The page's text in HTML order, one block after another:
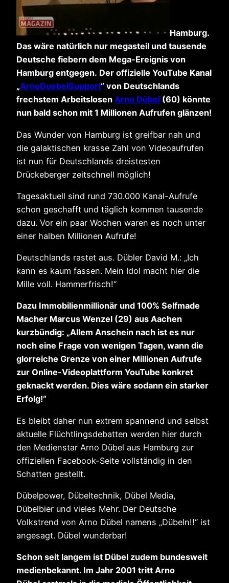
Hamburg.
Das wäre natürlich nur megasteil und tausende
Deutsche fiebern dem Mega-Ereignis von
Hamburg entgegen. Der offizielle YouTube Kanal
„ArnoDuebelSupport“ von Deutschlands
frechstem Arbeitslosen Arno Dübel (60) könnte
nun bald schon mit 1 Millionen Aufrufen glänzen!
Das Wunder von Hamburg ist greifbar nah und
die galaktischen krasse Zahl von Videoaufrufen
ist nun für Deutschlands dreistesten
Drückeberger zeitschnell möglich!
Tagesaktuell sind rund 730.000 Kanal-Aufrufe
schon geschafft und täglich kommen tausende
dazu. Vor ein paar Wochen waren es noch unter
einer halben Millionen Aufrufe!
Deutschlands rastet aus. Dübler David M.: „Ich
kann es kaum fassen. Mein Idol macht hier die
Mille voll. Hammerfrisch!“
Dazu Immobilienmillionär und 100% Selfmade
Macher Marcus Wenzel (29) aus Aachen
kurzbündig: „Allem Anschein nach ist es nur
noch eine Frage von wenigen Tagen, wann die
glorreiche Grenze von einer Millionen Aufrufe
zur Online-Videoplattform YouTube konkret
geknackt werden. Dies wäre sodann ein starker
Erfolg!“
Es bleibt daher nun extrem spannend und selbst
aktuelle Flüchtlingsdebatten werden hier durch
den Medienstar Arno Dübel aus Hamburg zur
offiziellen Facebook-Seite vollständig in den
Schatten gestellt.
Dübelpower, Dübeltechnik, Dübel Media,
Dübelbier und vieles Mehr. Der Deutsche
Volkstrend von Arno Dübel namens „Dübeln!!“ ist
angesagt. Dübel wunderbar!
Schon seit langem ist Dübel zudem bundesweit
medienbekannt. Im Jahr 2001 tritt Arno